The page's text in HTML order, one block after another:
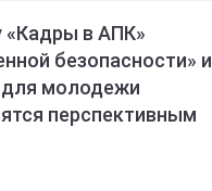
«Кадры в АПК»
безопасности» и
для молодежи
перспективным